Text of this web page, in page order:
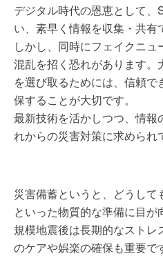
デジタル時代の恩恵として
い、素早く情報を収集・共有
しかし、同時にフェイクニュ
混乱を招く恐れがあります。
を選び取るためには、信頼
保することが大切です。
最新技術を活かしつつ、情報
れからの災害対策に求められ
災害備蓄というと、どうして
といった物質的な準備に目
規模地震後は長期的なスト
のケアや娯楽の確保も重要で